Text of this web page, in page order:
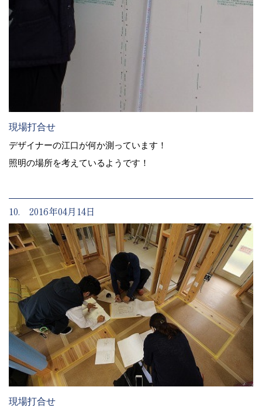
現場打合せ
デザイナーの江口が何か測っています！
照明の場所を考えているようです！
10. 2016年04月14日
現場打合せ